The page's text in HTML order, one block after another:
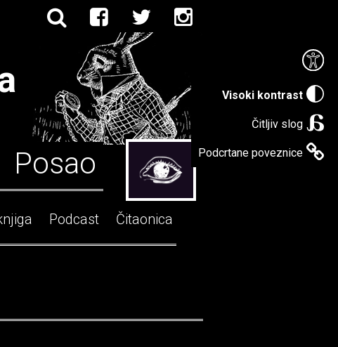
Visoki kontrast
Čitljiv slog
Podcrtane poveznice
Posao
Podcast Čitaonica